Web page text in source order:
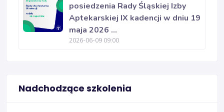
posiedzenia Rady Śląskiej Izby
Aptekarskiej IX kadencji w dniu 19
maja 2026 ...
2026-06-09 09:00
Nadchodzące szkolenia